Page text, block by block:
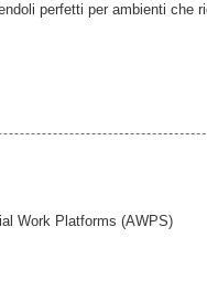
perfetti per ambienti che
Work Platforms (AWPS)